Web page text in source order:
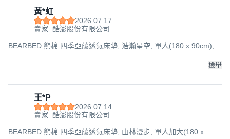
黃*虹
2026.07.17
賣家: 酷澎股份有限公司
BEARBED 熊棉 四季亞藤透氣床墊, 浩瀚星空, 單人(180 x 90cm),
檢舉
王*P
2026.07.14
賣家: 酷澎股份有限公司
BEARBED 熊棉 四季亞藤透氣床墊, 山林漫步, 單人加大(180 x